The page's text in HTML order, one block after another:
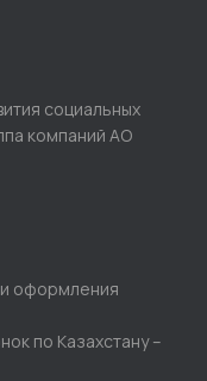
социальных
компаний АО
оформления
по Казахстану –